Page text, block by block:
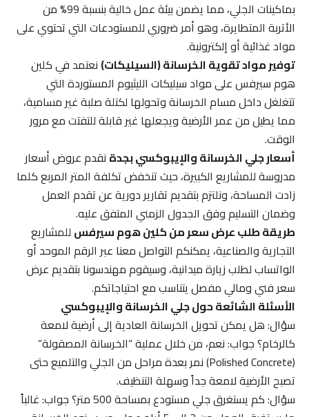
بماكينات الجلي، مما يضمن بيئة عمل خالية بنسبة 99% من
الأتربة المتطايرة، وهو أمر ضروري للمستودعات التي تحتوي على
مواد غذائية أو إلكترونية.
توفير مواد تقوية الخرسانة (السيليكات)نعتمد في كلين
هوم سيرفس على مواد سيليكات الليثيوم المستوردة التي
تتغلغل داخل مسام الخرسانة وتحولها لكتلة صلبة غير مسامية،
مما يطيل من عمر الأرضية ويجعلها غير قابلة للتفتت مع مرور
الوقت.
أسعار جلي الخرسانة والإيبوكسي بجدةنقدم عروض أسعار
مدروسة للمشاريع الكبيرة، حيث تنخفض تكلفة المتر المربع كلما
زادت المساحة، ونلتزم بتقديم تقارير دورية عن تقدم العمل
وضمان التسليم وفق الجدول الزمني المتفق عليه.
طريقة طلب عرض سعر من كلين هوم سيرفسللمشاريع
التجارية والصناعية، يمكنكم التواصل معنا عبر الرقم الموحد أو
الواتساب لطلب زيارة ميدانية، وسيقوم مهندسونا بتقديم عرض
سعر فني ومالي مفصل يتناسب مع احتياجاتكم.
الأسئلة الشائعة حول جلي الخرسانة والإيبوكسي
سؤال: هل يمكن تحويل الخرسانة العادية إلى أرضية لامعة
كالرخام؟ جواب: نعم، من خلال عملية “الخرسانة المصقولة”
(Polished Concrete) نمر بعدة مراحل من الجلي والتلميع حتى
تصبح الأرضية لامعة جداً وسهلة التنظيف.
سؤال: كم يستغرق جلي مستودع بمساحة 500 متر؟ جواب: غالباً